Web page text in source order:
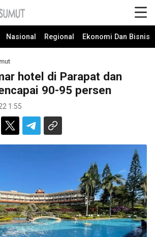
Nasional Regional Ekonomi Dan Bisnis
hotel di Parapat dan
90-95 persen
1:55